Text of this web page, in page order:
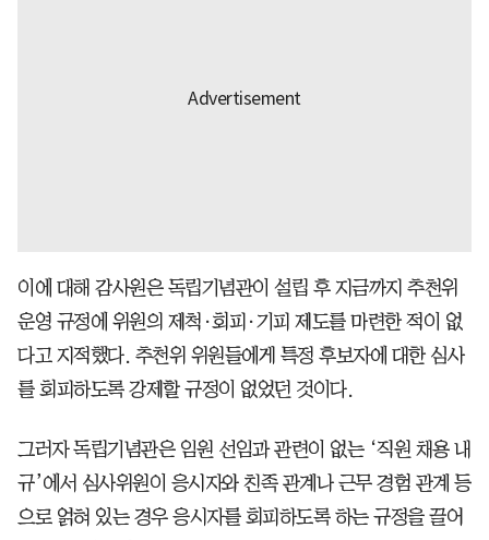
이에 대해 감사원은 독립기념관이 설립 후 지금까지 추천위
운영 규정에 위원의 제척·회피·기피 제도를 마련한 적이 없
다고 지적했다. 추천위 위원들에게 특정 후보자에 대한 심사
를 회피하도록 강제할 규정이 없었던 것이다.
그러자 독립기념관은 임원 선임과 관련이 없는 ‘직원 채용 내
규’에서 심사위원이 응시자와 친족 관계나 근무 경험 관계 등
으로 얽혀 있는 경우 응시자를 회피하도록 하는 규정을 끌어